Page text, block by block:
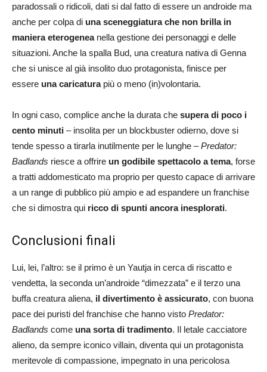
paradossali o ridicoli, dati si dal fatto di essere un androide ma
anche per colpa di una sceneggiatura che non brilla in
maniera eterogeneanella gestione dei personaggi e delle
situazioni. Anche la spalla Bud, una creatura nativa di Genna
che si unisce al già insolito duo protagonista, finisce per
essere una caricaturapiù o meno (in)volontaria.
In ogni caso, complice anche la durata che supera di poco i
cento minuti – insolita per un blockbuster odierno, dove si
tende spesso a tirarla inutilmente per le lunghe –Predator:
Badlands riesce a offrire un godibile spettacolo a tema, forse
a tratti addomesticato ma proprio per questo capace di arrivare
a un range di pubblico più ampio e ad espandere un franchise
che si dimostra qui ricco di spunti ancora inesplorati.
Conclusioni finali
Lui, lei, l’altro: se il primo è un Yautja in cerca di riscatto e
vendetta, la seconda un’androide “dimezzata” e il terzo una
buffa creatura aliena, il divertimento è assicurato, con buona
pace dei puristi del franchise che hanno visto Predator:
Badlands come una sorta di tradimento. Il letale cacciatore
alieno, da sempre iconico villain, diventa qui un protagonista
meritevole di compassione, impegnato in una pericolosa